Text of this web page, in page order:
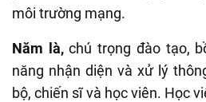
môi trường mạng.
Năm là,chú trọng đào tạo,
năng nhận diện và xử lý
bộ, chiến sĩ và học viên. Học